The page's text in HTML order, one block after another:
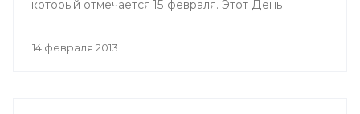
который отмечается 15 февраля. Этот День
патронатом Международного общества детских
14 февраля 2013